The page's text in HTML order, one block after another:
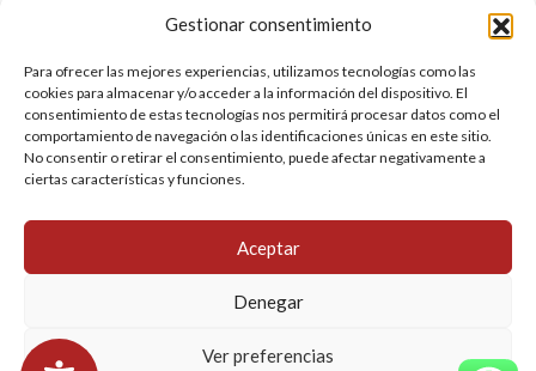
Gestionar consentimiento
Para ofrecer las mejores experiencias, utilizamos tecnologías como las
cookies para almacenar y/o acceder a la información del dispositivo. El
consentimiento de estas tecnologías nos permitirá procesar datos como el
comportamiento de navegación o las identificaciones únicas en este sitio.
No consentir o retirar el consentimiento, puede afectar negativamente a
ciertas características y funciones.
Aceptar
Denegar
Ver preferencias
Legal
Aviso legal
Política de privacidad
Política de cookies (UE)